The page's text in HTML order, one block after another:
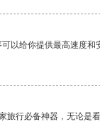
以给你提供最高速度和
旅行必备神器，无论是